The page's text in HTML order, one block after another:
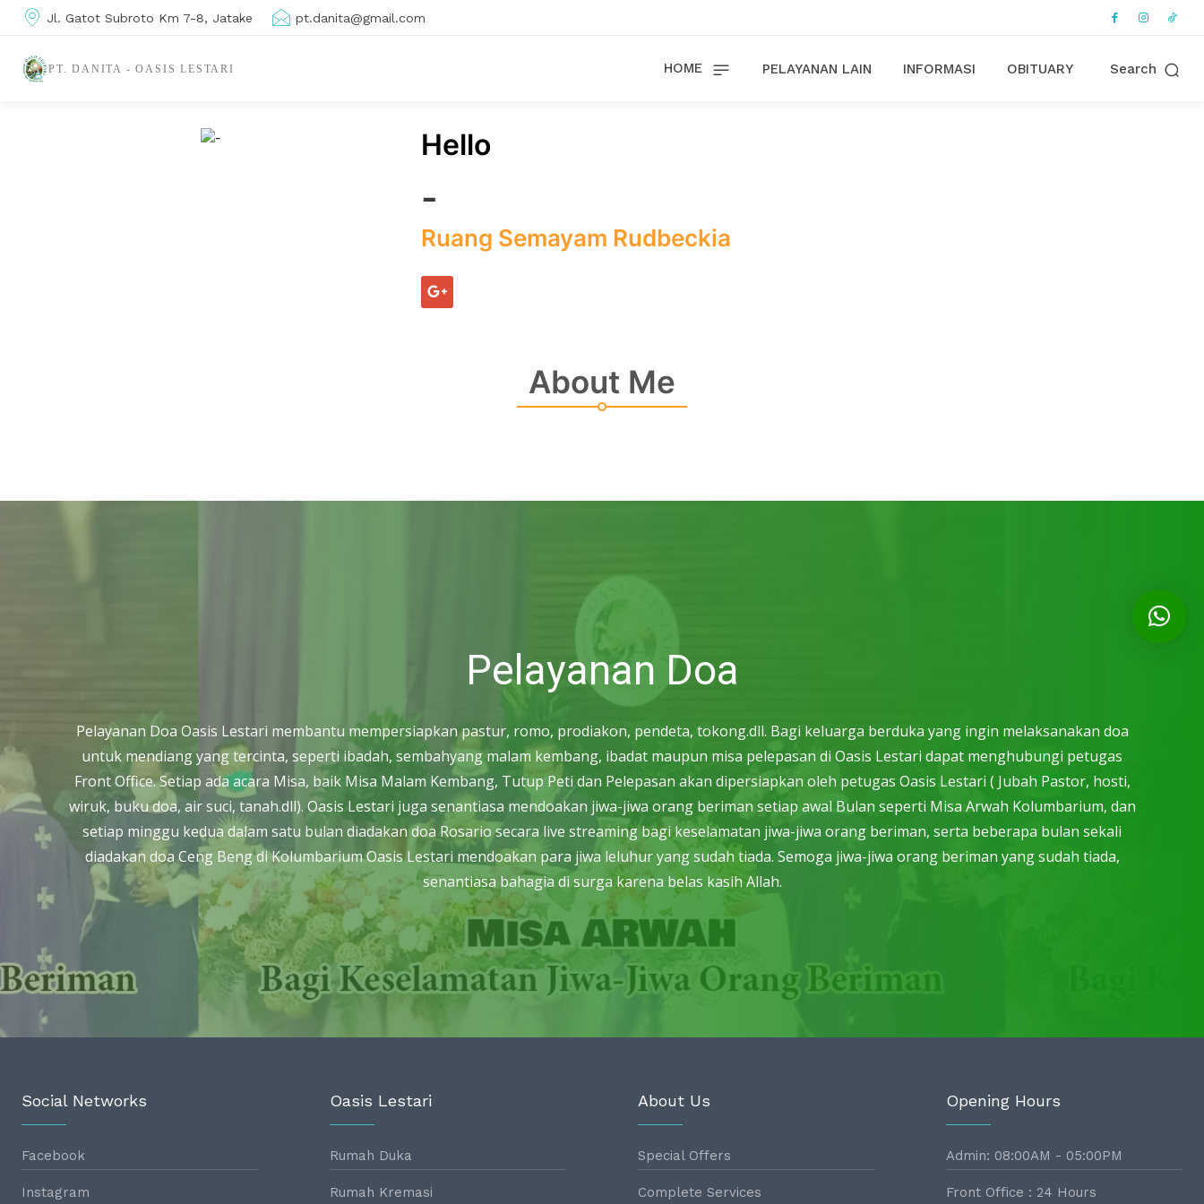
Jl. Gatot Subroto Km 7-8, Jatake pt.danita@gmail.com
PT. DANITA - OASIS LESTARI HOME PELAYANAN LAIN INFORMASI OBITUARY Search
Hello
-
Ruang Semayam Rudbeckia
About Me
Pelayanan Doa
Pelayanan Doa Oasis Lestari membantu mempersiapkan pastur, romo, prodiakon, pendeta, tokong.dll. Bagi keluarga berduka yang ingin melaksanakan doa
untuk mendiang yang tercinta, seperti ibadah, sembahyang malam kembang, ibadat maupun misa pelepasan di Oasis Lestari dapat menghubungi petugas
Front Office. Setiap ada acara Misa, baik Misa Malam Kembang, Tutup Peti dan Pelepasan akan dipersiapkan oleh petugas Oasis Lestari ( Jubah Pastor, hosti,
wiruk, buku doa, air suci, tanah.dll). Oasis Lestari juga senantiasa mendoakan jiwa-jiwa orang beriman setiap awal Bulan seperti Misa Arwah Kolumbarium, dan
setiap minggu kedua dalam satu bulan diadakan doa Rosario secara live streaming bagi keselamatan jiwa-jiwa orang beriman, serta beberapa bulan sekali
diadakan doa Ceng Beng di Kolumbarium Oasis Lestari mendoakan para jiwa leluhur yang sudah tiada. Semoga jiwa-jiwa orang beriman yang sudah tiada,
senantiasa bahagia di surga karena belas kasih Allah.
Social Networks
Facebook
Instagram
Oasis Lestari
Rumah Duka
Rumah Kremasi
About Us
Special Offers
Complete Services
Opening Hours
Admin: 08:00AM - 05:00PM
Front Office : 24 Hours